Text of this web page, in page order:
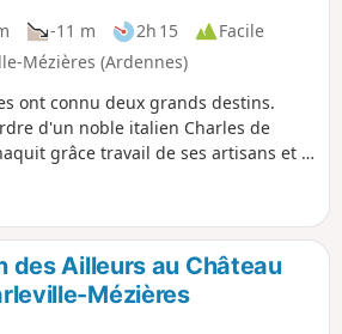
-11 m 2h 15
Facile
Mézières (Ardennes)
ont connu deux grands destins.
d'un noble italien Charles de
grâce travail de ses artisans et à
des Ailleurs au Château
Mézières